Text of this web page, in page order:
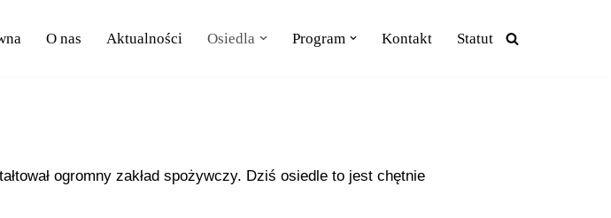
O nas Aktualności Osiedla Program Kontakt Statut
ogromny zakład spożywczy. Dziś osiedle to jest chętnie